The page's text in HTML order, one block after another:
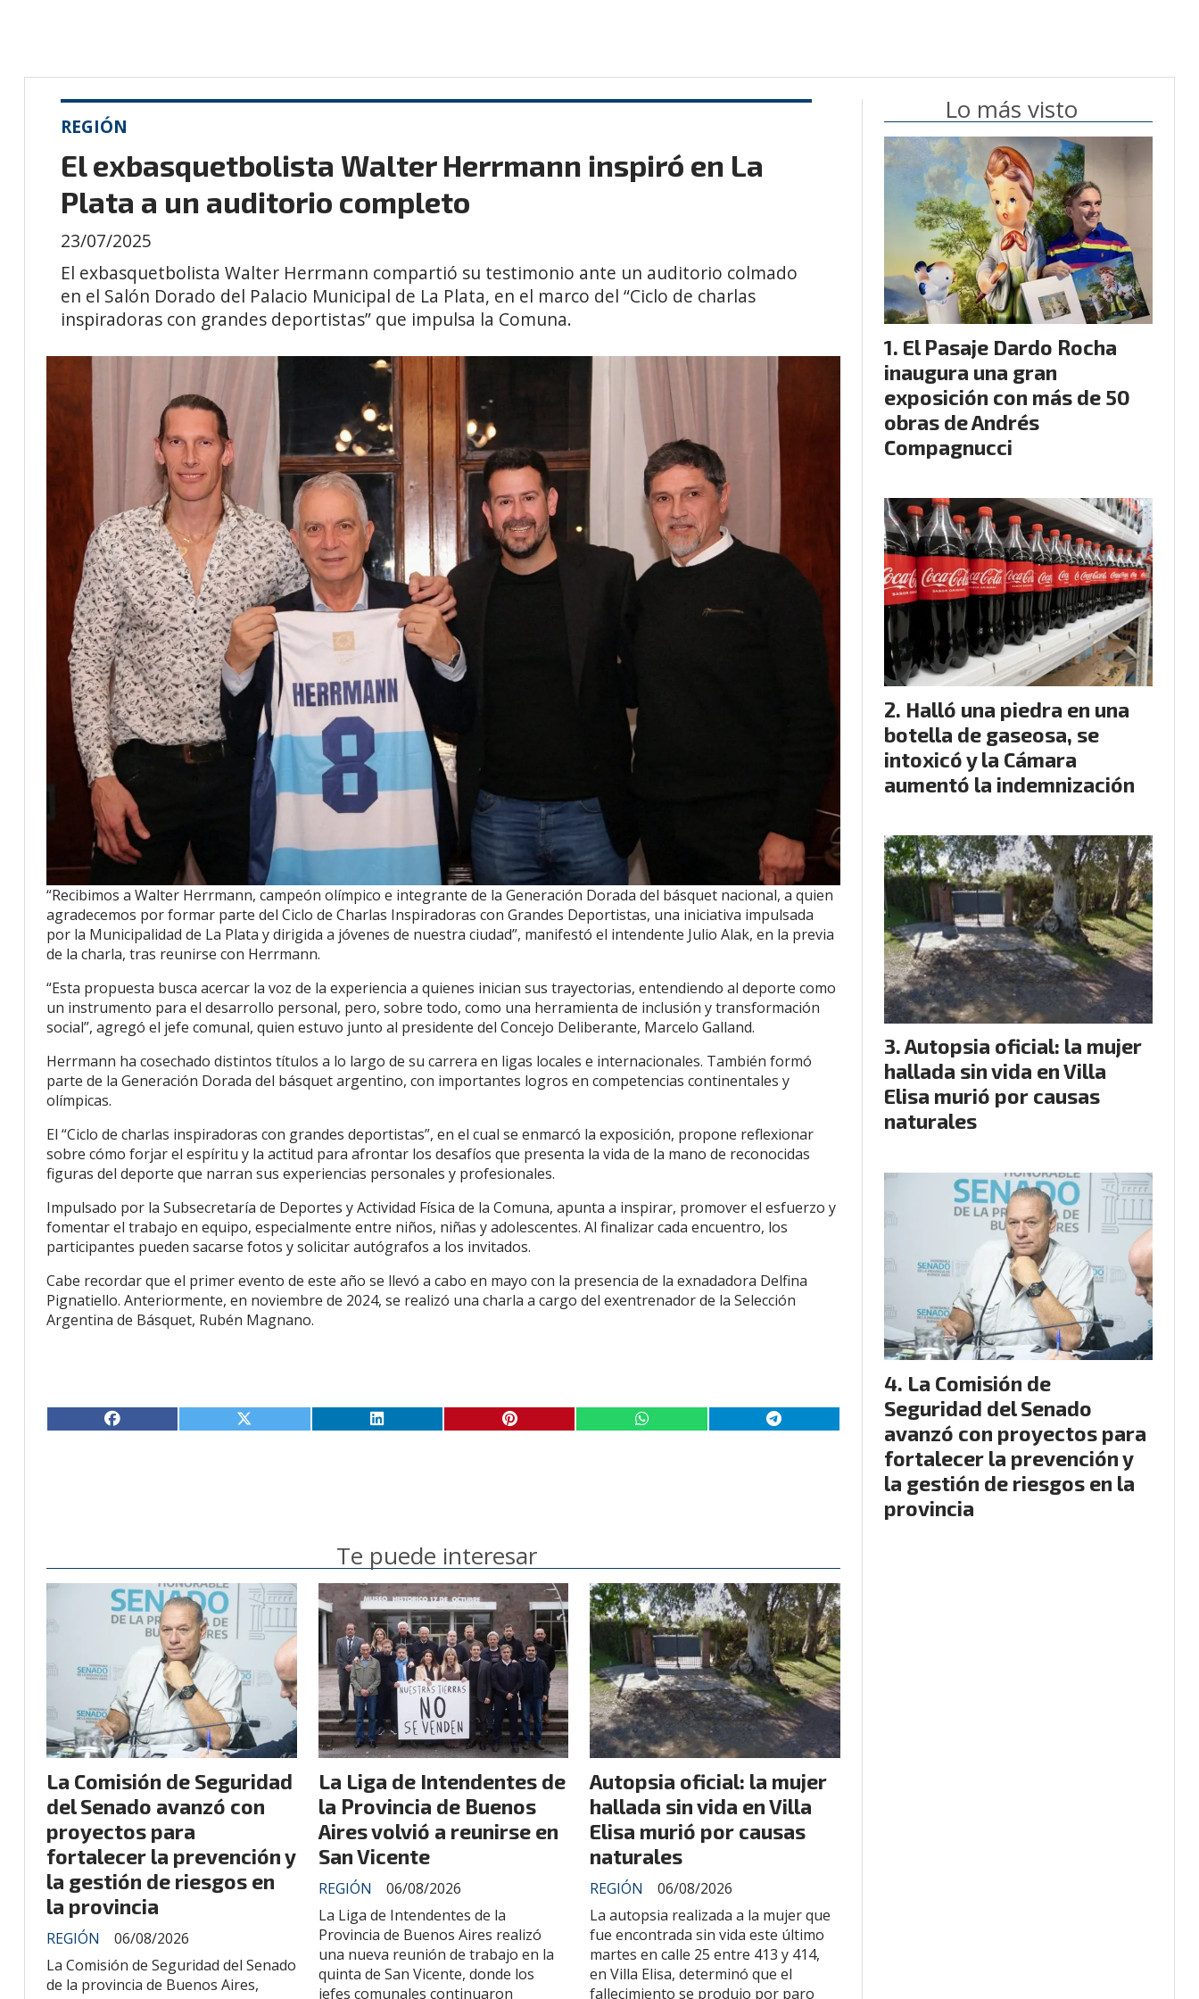
El exbasquetbolista Walter Herrmann inspiró en La
Plata a un auditorio completo
El exbasquetbolista Walter Herrmann compartió su testimonio ante un auditorio colmado
en el Salón Dorado del Palacio Municipal de La Plata, en el marco del “Ciclo de charlas
inspiradoras con grandes deportistas” que impulsa la Comuna.
REGIÓN
23/07/2025
“Recibimos a Walter Herrmann, campeón olímpico e integrante de la Generación Dorada del básquet nacional, a quien
agradecemos por formar parte del Ciclo de Charlas Inspiradoras con Grandes Deportistas, una iniciativa impulsada
por la Municipalidad de La Plata y dirigida a jóvenes de nuestra ciudad”, manifestó el intendente Julio Alak, en la previa
de la charla, tras reunirse con Herrmann.
“Esta propuesta busca acercar la voz de la experiencia a quienes inician sus trayectorias, entendiendo al deporte como
un instrumento para el desarrollo personal, pero, sobre todo, como una herramienta de inclusión y transformación
social”, agregó el jefe comunal, quien estuvo junto al presidente del Concejo Deliberante, Marcelo Galland.
Herrmann ha cosechado distintos títulos a lo largo de su carrera en ligas locales e internacionales. También formó
parte de la Generación Dorada del básquet argentino, con importantes logros en competencias continentales y
olímpicas.
El “Ciclo de charlas inspiradoras con grandes deportistas”, en el cual se enmarcó la exposición, propone reflexionar
sobre cómo forjar el espíritu y la actitud para afrontar los desafíos que presenta la vida de la mano de reconocidas
figuras del deporte que narran sus experiencias personales y profesionales.
Impulsado por la Subsecretaría de Deportes y Actividad Física de la Comuna, apunta a inspirar, promover el esfuerzo y
fomentar el trabajo en equipo, especialmente entre niños, niñas y adolescentes. Al finalizar cada encuentro, los
participantes pueden sacarse fotos y solicitar autógrafos a los invitados.
Cabe recordar que el primer evento de este año se llevó a cabo en mayo con la presencia de la exnadadora Delfina
Pignatiello. Anteriormente, en noviembre de 2024, se realizó una charla a cargo del exentrenador de la Selección
Argentina de Básquet, Rubén Magnano.
Te puede interesar
La Comisión de Seguridad
del Senado avanzó con
proyectos para
fortalecer la prevención y
la gestión de riesgos en
la provincia
REGIÓN
06/08/2026
La Comisión de Seguridad del Senado
de la provincia de Buenos Aires,
La Liga de Intendentes de
la Provincia de Buenos
Aires volvió a reunirse en
San Vicente
REGIÓN
06/08/2026
La Liga de Intendentes de la
Provincia de Buenos Aires realizó
una nueva reunión de trabajo en la
quinta de San Vicente, donde los
jefes comunales continuaron
Autopsia oficial: la mujer
hallada sin vida en Villa
Elisa murió por causas
naturales
REGIÓN
06/08/2026
La autopsia realizada a la mujer que
fue encontrada sin vida este último
martes en calle 25 entre 413 y 414,
en Villa Elisa, determinó que el
fallecimiento se produjo por paro
Lo más visto
El Pasaje Dardo Rocha
inaugura una gran
exposición con más de 50
obras de Andrés
Compagnucci
Halló una piedra en una
botella de gaseosa, se
intoxicó y la Cámara
aumentó la indemnización
Autopsia oficial: la mujer
hallada sin vida en Villa
Elisa murió por causas
naturales
La Comisión de
Seguridad del Senado
avanzó con proyectos para
fortalecer la prevención y
la gestión de riesgos en la
provincia